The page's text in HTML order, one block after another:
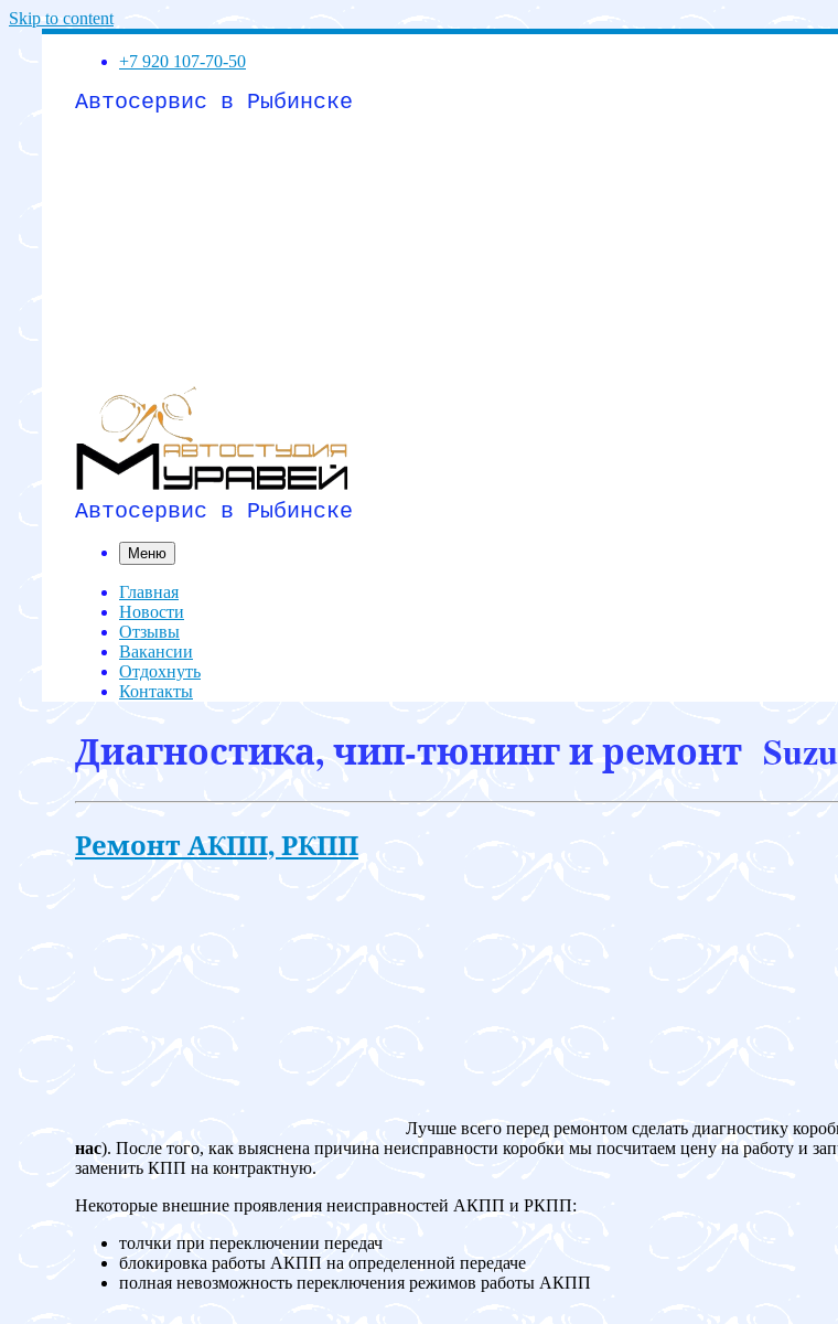
Skip to content
+7 920 107-70-50
Автосервис в Рыбинске
Автосервис в Рыбинске
Меню
Главная
Новости
Отзывы
Вакансии
Отдохнуть
Контакты
Диагностика, чип-тюнинг и ремонт
Ремонт АКПП, РКПП
Лучше всего перед ремонтом сделать диагностику
нас). После того, как выяснена причина неисправности коробки мы посчитаем цену на работу и
заменить КПП на контрактную.
Некоторые внешние проявления неисправностей АКПП и РКПП:
толчки при переключении передач
блокировка работы АКПП на определенной передаче
полная невозможность переключения режимов работы АКПП